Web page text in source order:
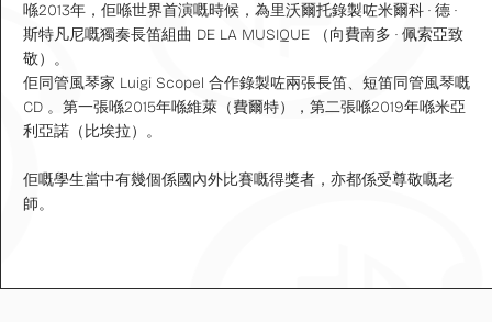
喺2013年，佢喺世界首演嘅時候，為里沃爾托錄製咗米爾科 · 德 ·
斯特凡尼嘅獨奏長笛組曲 DE LA MUSIQUE （向費南多 · 佩索亞致
敬）。
佢同管風琴家 Luigi Scopel 合作錄製咗兩張長笛、短笛同管風琴嘅
CD 。第一張喺2015年喺維萊（費爾特），第二張喺2019年喺米亞
利亞諾（比埃拉）。
佢嘅學生當中有幾個係國內外比賽嘅得獎者，亦都係受尊敬嘅老
師。